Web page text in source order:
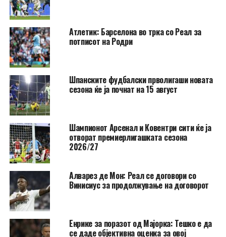
Атлетик: Барселона во трка со Реал за
потписот на Родри
Шпанските фудбалски прволигаши новата
сезона ќе ја почнат на 15 август
Шампионот Арсенал и Ковентри сити ќе ја
отворат премиерлигашката сезона
2026/27
Алварез де Мон: Реал се договори со
Винисиус за продолжување на договорот
Енрике за поразот од Мајорка: Тешко е да
се даде објективна оценка за овој